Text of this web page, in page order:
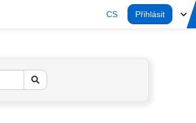
CS Přihlásit